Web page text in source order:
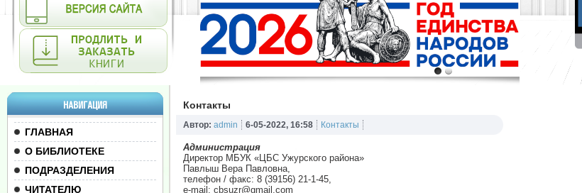
НАВИГАЦИЯ
ГЛАВНАЯ
О БИБЛИОТЕКЕ
ПОДРАЗДЕЛЕНИЯ
ЧИТАТЕЛЮ
Контакты
Автор: admin 6-05-2022, 16:58 Контакты
Администрация
Директор МБУК «ЦБС Ужурского района»
Павлыш Вера Павловна,
телефон / факс: 8 (39156) 21-1-45,
e-mail: cbsuzr@gmail.com